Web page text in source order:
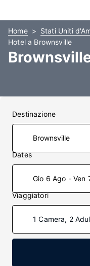
Home Stati Uniti
Hotel a Brownsville
Destinazione
Dates
Gio 6 Ago - Ven
Viaggiatori
1 Camera, 2